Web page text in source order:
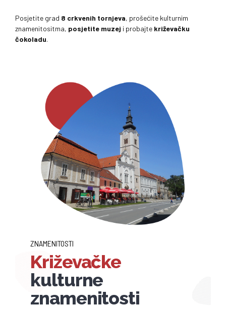
Posjetite grad 8 crkvenih tornjeva, prošećite kulturnim
znamenitositma, posjetite muzej i probajte križevačku
čokoladu.
ZNAMENITOSTI
Križevačke
kulturne
znamenitosti